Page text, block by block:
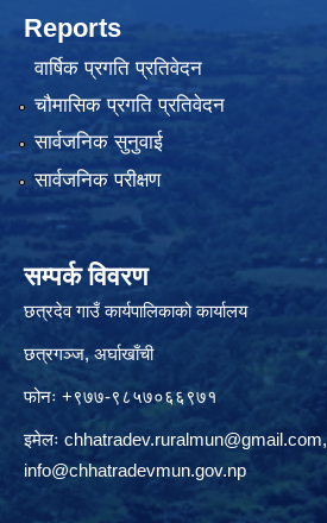
Reports
वार्षिक प्रगति प्रतिवेदन
चौमासिक प्रगति प्रतिवेदन
सार्वजनिक सुनुवाई
सार्वजनिक परीक्षण
सम्पर्क विवरण
छत्रदेव गाउँ कार्यपालिकाको कार्यालय
छत्रगञ्ज, अर्घाखाँची
फोनः +९७७-९८५७०६६९७१
इमेलः chhatradev.ruralmun@gmail.com,
info@chhatradevmun.gov.np